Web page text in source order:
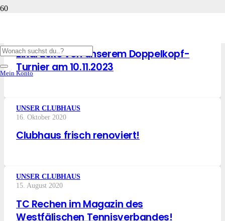
Mein Konto
Eindrücke von unserem Doppelkopf-
Turnier am 10.11.2023
UNSER CLUBHAUS
16. Oktober 2020
Clubhaus frisch renoviert!
UNSER CLUBHAUS
15. August 2020
TC Rechen im Magazin des
Westfälischen Tennisverbandes!